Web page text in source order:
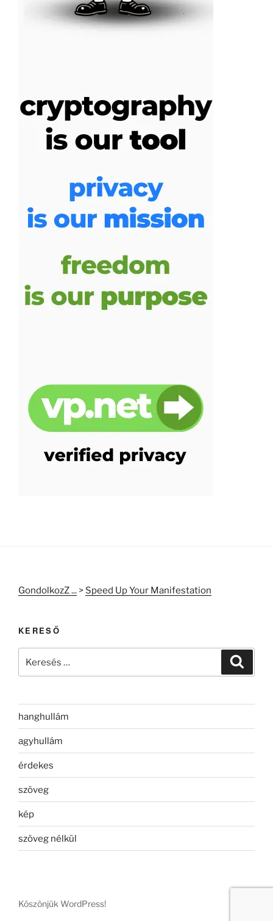
GondolkozZ ... > Speed Up Your Manifestation
KERESŐ
hanghullám
agyhullám
érdekes
szöveg
kép
szöveg nélkül
Köszönjük WordPress!